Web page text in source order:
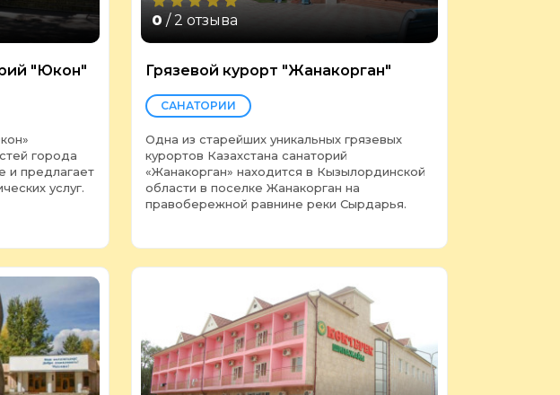
"Юкон"
города
и предлагает
услуг.
0 / 2 отзыва
Грязевой курорт "Жанакорган"
САНАТОРИИ
Одна из старейших уникальных грязевых
курортов Казахстана санаторий
«Жанакорган» находится в Кызылординской
области в поселке Жанакорган на
правобережной равнине реки Сырдарья.